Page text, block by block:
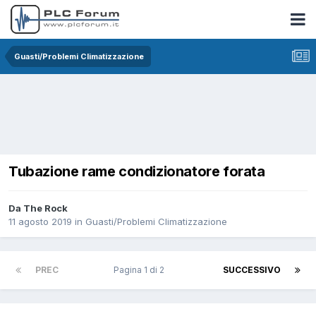
Guasti/Problemi Climatizzazione
Tubazione rame condizionatore forata
Da The Rock
11 agosto 2019 in Guasti/Problemi Climatizzazione
PREC SUCCESSIVO
Pagina 1 di 2